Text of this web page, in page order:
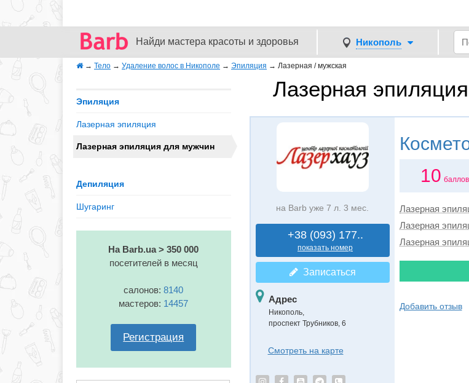
Найди мастера красоты и здоровья Никополь
→ Тело → Удаление волос в Никополе → Эпиляция → Лазерная / мужская
Лазерная
Эпиляция
Лазерная эпиляция
Лазерная эпиляция для мужчин
Депиляция
Шугаринг
На Barb.ua > 350 000
посетителей в месяц
салонов:8140
мастеров: 14457
Регистрация
на Barb уже 7 л. 3 мес.
+38 (093) 177..
показать номер
Записаться
Адрес
Никополь,
проспект Трубников, 6
Смотреть на карте
10 баллов
Лазерная
Лазерная
Лазерная
Добавить отзыв